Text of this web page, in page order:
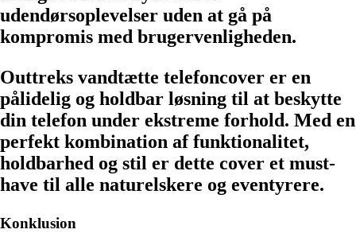
udendørsoplevelser uden at gå på
kompromis med brugervenligheden.
Outtreks vandtætte telefoncover er en
pålidelig og holdbar løsning til at beskytte
din telefon under ekstreme forhold. Med en
perfekt kombination af funktionalitet,
holdbarhed og stil er dette cover et must-
have til alle naturelskere og eventyrere.
Konklusion